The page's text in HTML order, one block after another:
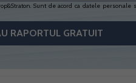
Sunt de acord ca datele personale